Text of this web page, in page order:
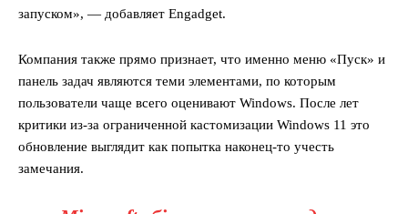
запуском», — добавляет Engadget.
Компания также прямо признает, что именно меню «Пуск» и
панель задач являются теми элементами, по которым
пользователи чаще всего оценивают Windows. После лет
критики из-за ограниченной кастомизации Windows 11 это
обновление выглядит как попытка наконец-то учесть
замечания.